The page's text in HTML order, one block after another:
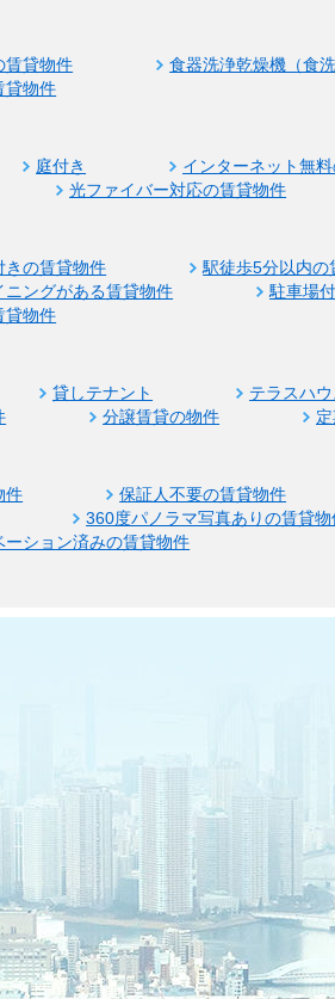
賃貸物件 食器洗浄乾燥機（食
貸物件
庭付き インターネット無
光ファイバー対応の賃貸物件
きの賃貸物件 駅徒歩5分以内の
ニングがある賃貸物件
駐車場
貸物件
貸しテナント テラスハウ
分譲賃貸の物件
件 保証人不要の賃貸物件
360度パノラマ写真ありの賃貸物
ーション済みの賃貸物件